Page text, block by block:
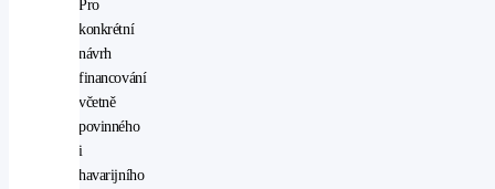
kol
(ASR)
rádio
stabilizace
podvozku
(ESP)
start-
stop
Pro
konkrétní
návrh
financování
včetně
povinného
i
havarijního